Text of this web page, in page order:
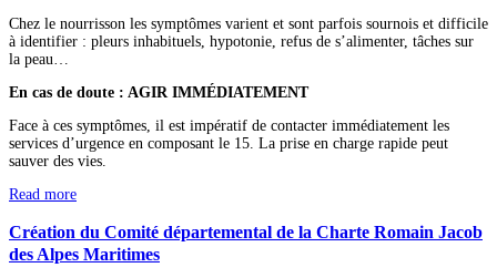
Chez le nourrisson les symptômes varient et sont parfois sournois et difficile
à identifier : pleurs inhabituels, hypotonie, refus de s’alimenter, tâches sur
la peau…
En cas de doute : AGIR IMMÉDIATEMENT
Face à ces symptômes, il est impératif de contacter immédiatement les
services d’urgence en composant le 15. La prise en charge rapide peut
sauver des vies.
Read more
Création du Comité départemental de la Charte Romain Jacob
des Alpes Maritimes